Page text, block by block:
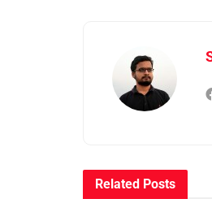
Related Posts